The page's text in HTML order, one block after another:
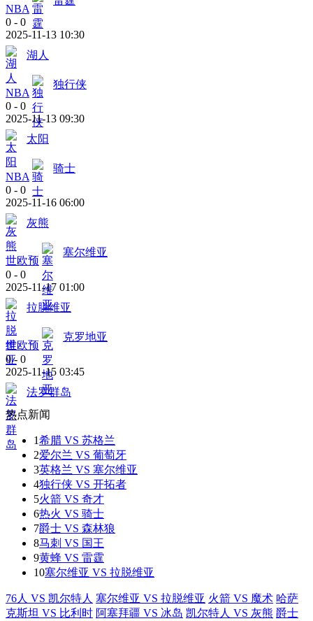
NBA
0 - 0
2025-11-13 10:30
湖人
NBA
独行侠
0 - 0
2025-11-13 09:30
太阳
NBA
骑士
0 - 0
2025-11-16 06:00
灰熊
世欧预
塞尔维亚
0 - 0
2025-11-17 01:00
拉脱维亚
世欧预
克罗地亚
0 - 0
2025-11-15 03:45
法罗群岛
热点新闻
1希腊 VS 苏格兰
2爱尔兰 VS 葡萄牙
3英格兰 VS 塞尔维亚
4独行侠 VS 开拓者
5火箭 VS 奇才
6热火 VS 骑士
7爵士 VS 森林狼
8马刺 VS 国王
9黄蜂 VS 雷霆
10塞尔维亚 VS 拉脱维亚
76人 VS 凯尔特人 塞尔维亚 VS 拉脱维亚 火箭 VS 魔术 哈萨
克斯坦 VS 比利时 阿塞拜疆 VS 冰岛 凯尔特人 VS 灰熊 爵士